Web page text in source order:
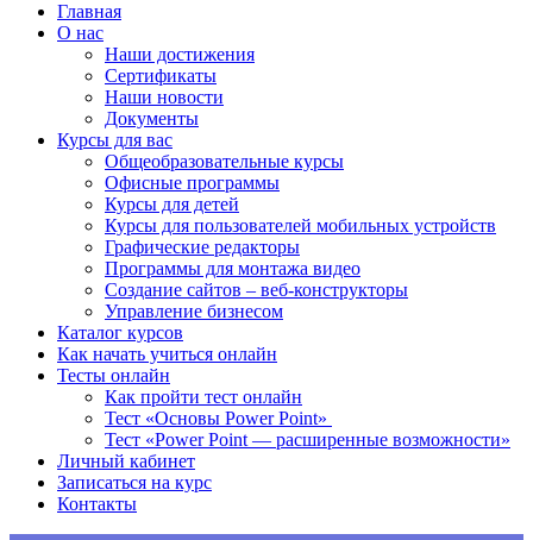
Главная
О нас
Наши достижения
Сертификаты
Наши новости
Документы
Курсы для вас
Общеобразовательные курсы
Офисные программы
Курсы для детей
Курсы для пользователей мобильных устройств
Графические редакторы
Программы для монтажа видео
Создание сайтов – веб-конструкторы
Управление бизнесом
Каталог курсов
Как начать учиться онлайн
Тесты онлайн
Как пройти тест онлайн
Тест «Основы Power Point»
Тест «Power Point — расширенные возможности»
Личный кабинет
Записаться на курс
Контакты